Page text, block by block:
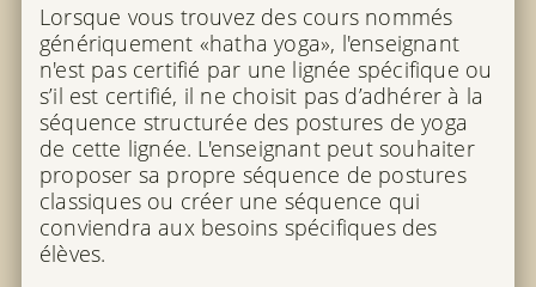
Lorsque vous trouvez des cours nommés
génériquement «hatha yoga», l'enseignant
n'est pas certifié par une lignée spécifique ou
s’il est certifié, il ne choisit pas d’adhérer à la
séquence structurée des postures de yoga
de cette lignée. L'enseignant peut souhaiter
proposer sa propre séquence de postures
classiques ou créer une séquence qui
conviendra aux besoins spécifiques des
élèves.